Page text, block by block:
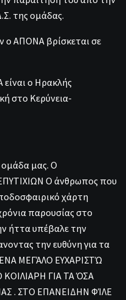
της ομάδας.
ο ΑΠΟΝΑ βρίσκεται σε
ο Ηρακλής
στο Κερύνεια-
μας. Ο
Ο άνθρωπος που
χάρτη
παρουσίας στο
ήττα υπέβαλε την
την ευθύνη για τα
ΜΕΓΆΛΟ ΕΥΧΑΡΙΣΤΏ
ΓΙΑ ΤΑ ΌΣΑ
. ΣΤΟ ΕΠΑΝΕΙΔΗΝ ΦΊΛΕ